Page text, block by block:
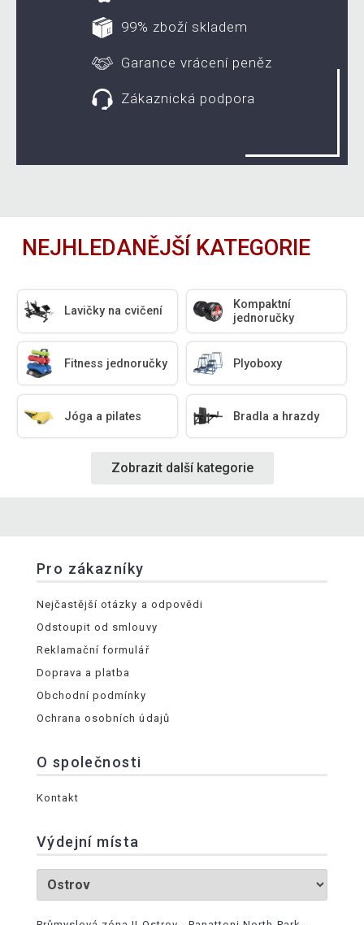
99% zboží skladem
Garance vrácení peněz
Zákaznická podpora
NEJHLEDANĚJŠÍ KATEGORIE
Lavičky na cvičení
Kompaktní
jednoručky
Fitness jednoručky Plyoboxy
Jóga a pilates Bradla a hrazdy
Zobrazit další kategorie
Pro zákazníky
Nejčastější otázky a odpovědi
Odstoupit od smlouvy
Reklamační formulář
Doprava a platba
Obchodní podmínky
Ochrana osobních údajů
O společnosti
Kontakt
Výdejní místa